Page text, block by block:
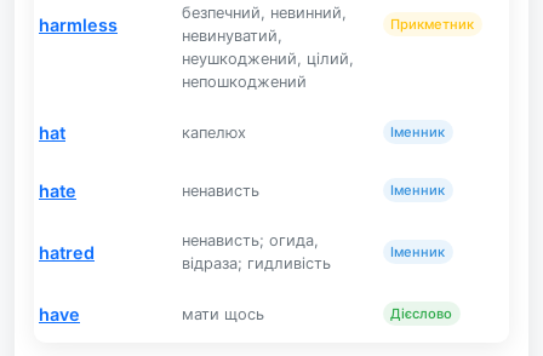
harmless
безпечний, невинний,
невинуватий,
неушкоджений, цілий,
непошкоджений
Прикметник
hat капелюх Іменник
hate ненависть Іменник
hatred
ненависть; огида,
відраза; гидливість
Іменник
have мати щось Дієслово